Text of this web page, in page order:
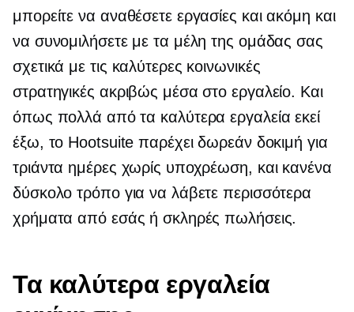
μπορείτε να αναθέσετε εργασίες και ακόμη και
να συνομιλήσετε με τα μέλη της ομάδας σας
σχετικά με τις καλύτερες κοινωνικές
στρατηγικές ακριβώς μέσα στο εργαλείο. Και
όπως πολλά από τα καλύτερα εργαλεία εκεί
έξω, το Hootsuite παρέχει δωρεάν δοκιμή για
τριάντα ημέρες χωρίς υποχρέωση, και κανένα
δύσκολο τρόπο για να λάβετε περισσότερα
χρήματα από εσάς ή σκληρές πωλήσεις.
Τα καλύτερα εργαλεία